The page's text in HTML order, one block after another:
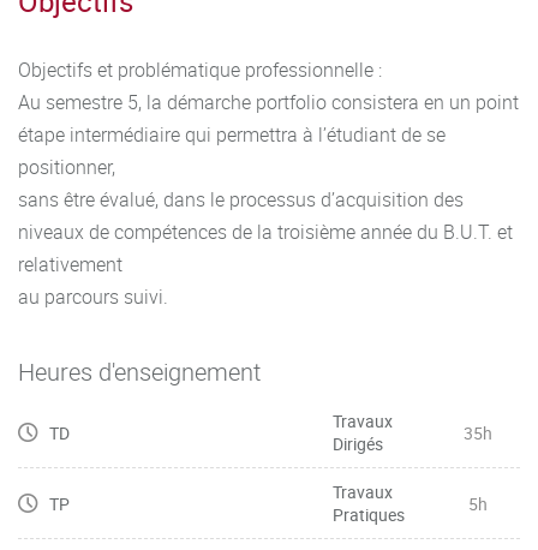
positionnement et d’auto-évaluation tout en intégrant la
parcours suivi.
Objectifs et problématique professionnelle :
Au semestre 5, la démarche portfolio consistera en un point
étape intermédiaire qui permettra à l’étudiant de se
positionner,
sans être évalué, dans le processus d’acquisition des
niveaux de compétences de la troisième année du B.U.T. et
relativement
au parcours suivi.
Heures d'enseignement
TD
Travaux
Dirigés
35h
TP
Travaux
Pratiques
5h